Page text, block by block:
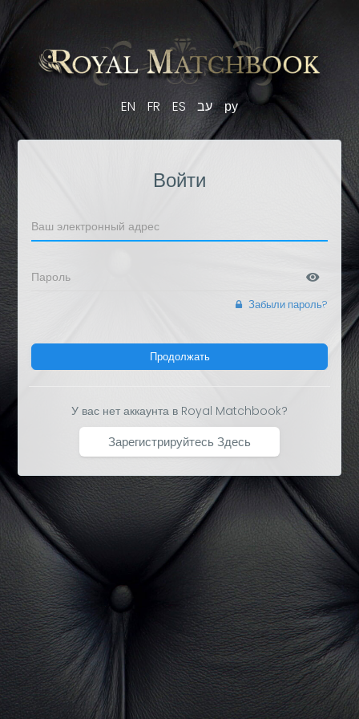
EN FR ES עב ру
Войти
Забыли пароль?
Продолжать
У вас нет аккаунта в Royal Matchbook?
Зарегистрируйтесь Здесь